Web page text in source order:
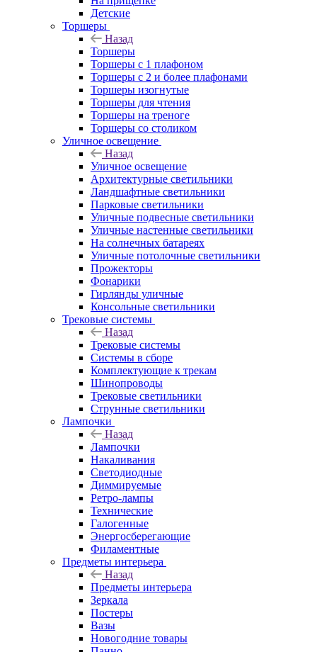
Детские
Торшеры
Назад
Торшеры
Торшеры с 1 плафоном
Торшеры с 2 и более плафонами
Торшеры изогнутые
Торшеры для чтения
Торшеры на треноге
Торшеры со столиком
Уличное освещение
Назад
Уличное освещение
Архитектурные светильники
Ландшафтные светильники
Парковые светильники
Уличные подвесные светильники
Уличные настенные светильники
На солнечных батареях
Уличные потолочные светильники
Прожекторы
Фонарики
Гирлянды уличные
Консольные светильники
Трековые системы
Назад
Трековые системы
Системы в сборе
Комплектующие к трекам
Шинопроводы
Трековые светильники
Струнные светильники
Лампочки
Назад
Лампочки
Накаливания
Светодиодные
Диммируемые
Ретро-лампы
Технические
Галогенные
Энергосберегающие
Филаментные
Предметы интерьера
Назад
Предметы интерьера
Зеркала
Постеры
Вазы
Новогодние товары